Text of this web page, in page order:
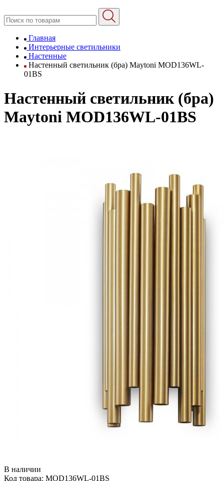
Главная
Интерьерные светильники
Настенные
Настенный светильник (бра) Maytoni MOD136WL-
01BS
Настенный светильник (бра)
Maytoni MOD136WL-01BS
В наличии
Код товара: MOD136WL-01BS